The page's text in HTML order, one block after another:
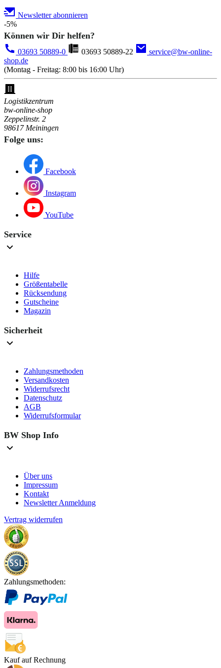
Newsletter abonnieren
-5%
Können wir Dir helfen?
03693 50889-0 03693 50889-22
service@bw-online-
shop.de
(Montag - Freitag: 8:00 bis 16:00 Uhr)
Logistikzentrum
bw-online-shop
Zeppelinstr. 2
98617 Meiningen
Folge uns:
Facebook
Instagram
YouTube
Service
Hilfe
Größentabelle
Rücksendung
Gutscheine
Magazin
Sicherheit
Zahlungsmethoden
Versandkosten
Widerrufsrecht
Datenschutz
AGB
Widerrufsformular
BW Shop Info
Über uns
Impressum
Kontakt
Newsletter Anmeldung
Vertrag widerrufen
Zahlungsmethoden:
Kauf auf Rechnung